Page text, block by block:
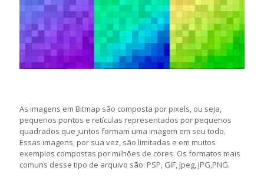
As imagens em Bitmap são composta por pixels, ou seja,
pequenos pontos e retículas representados por pequenos
quadrados que juntos formam uma imagem em seu todo.
Essas imagens, por sua vez, são limitadas e em muitos
exemplos compostas por milhões de cores. Os formatos mais
comuns desse tipo de arquivo são: PSP, GIF, Jpeg, JPG,PNG.